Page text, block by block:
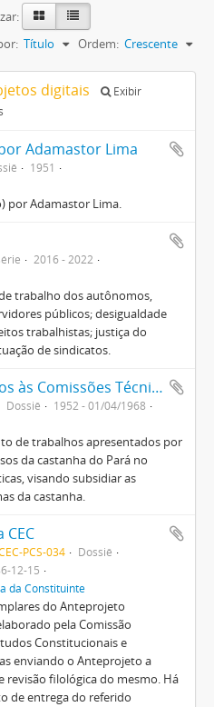
Título Ordem: Crescente
digitais
Exibir
Adamastor Lima
1951
por Adamastor Lima.
2016 - 2022
trabalho dos autônomos,
públicos; desigualdade
trabalhistas; justiça do
de sindicatos.
Trabalhos apresentados às Comissões Técnicas
Dossiê
1952 - 01/04/1968
de trabalhos apresentados por
da castanha do Pará no
visando subsidiar as
da castanha.
PCS-034
Dossiê
12-15
da Constituinte
do Anteprojeto
pela Comissão
Constitucionais e
enviando o Anteprojeto a
revisão filológica do mesmo. Há
de entrega do referido